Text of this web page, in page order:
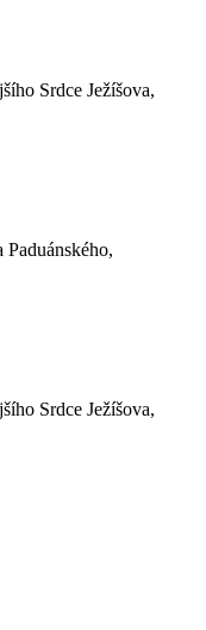
Srdce Ježíšova,
Srdce Ježíšova,